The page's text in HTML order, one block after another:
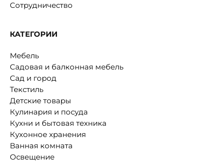
Сотрудничество
КАТЕГОРИИ
Мебель
Садовая и балконная мебель
Сад и город
Текстиль
Детские товары
Кулинария и посуда
Кухни и бытовая техника
Кухонное хранения
Ванная комната
Освещение